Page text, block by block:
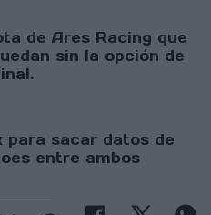
de Ares Racing que
sin la opción de
para sacar datos de
entre ambos